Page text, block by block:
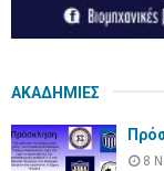
ΑΚΑΔΗΜΙΕΣ
8